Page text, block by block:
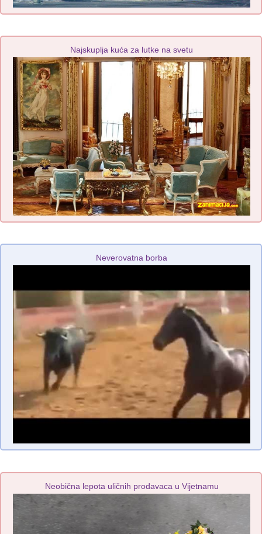
Najskuplja kuća za lutke na svetu
Neverovatna borba
Neobična lepota uličnih prodavaca u Vijetnamu